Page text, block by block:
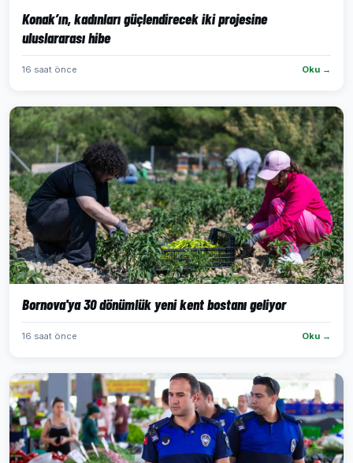
Konak’ın, kadınları güçlendirecek iki projesine
uluslararası hibe
16 saat önce Oku →
Bornova'ya 30 dönümlük yeni kent bostanı geliyor
16 saat önce Oku →